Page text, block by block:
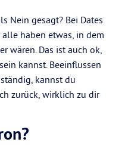
Nein gesagt? Bei Dates
haben etwas, in dem
wären. Das ist auch ok,
kannst. Beeinflussen
kannst du
zurück, wirklich zu dir